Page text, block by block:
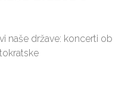
naše države: koncerti ob